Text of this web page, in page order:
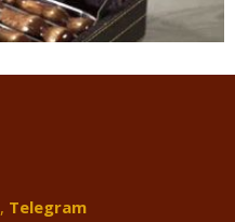
, Telegram